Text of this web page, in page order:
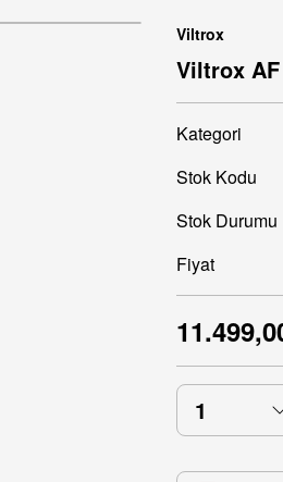
Viltrox
Viltrox
Kategori
Stok Kodu
Stok Durumu
Fiyat